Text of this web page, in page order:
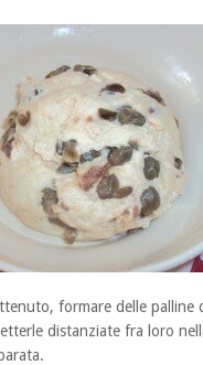
formare delle palline
distanziate fra loro